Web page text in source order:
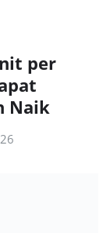
per
Naik